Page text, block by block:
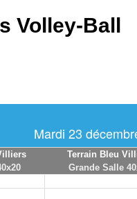
Volley-Ball
Mardi 23
Terrain Bleu
Grande Salle